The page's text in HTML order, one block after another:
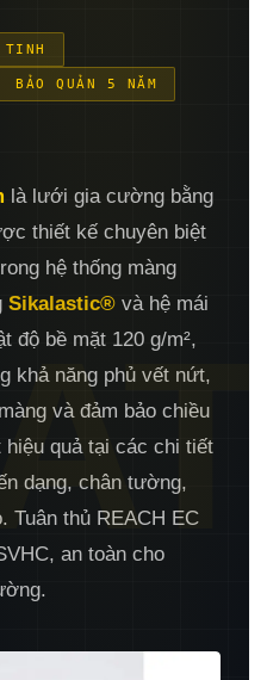
BẢO QUẢN 5 NĂM
là lưới gia cường bằng
thiết kế chuyên biệt
hệ thống màng
Sikalastic® và hệ mái
độ bề mặt 120 g/m²,
khả năng phủ vết nứt,
và đảm bảo chiều
quả tại các chi tiết
dạng, chân tường,
Tuân thủ REACH EC
an toàn cho